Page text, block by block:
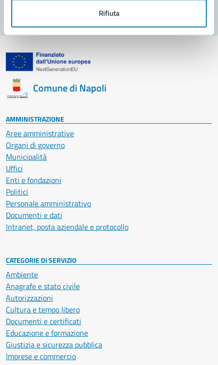
Rifiuta
Comune di Napoli
AMMINISTRAZIONE
Aree amministrative
Organi di governo
Municipalità
Uffici
Enti e fondazioni
Politici
Personale amministrativo
Documenti e dati
Intranet, posta aziendale e protocollo
CATEGORIE DI SERVIZIO
Ambiente
Anagrafe e stato civile
Autorizzazioni
Cultura e tempo libero
Documenti e certificati
Educazione e formazione
Giustizia e sicurezza pubblica
Imprese e commercio